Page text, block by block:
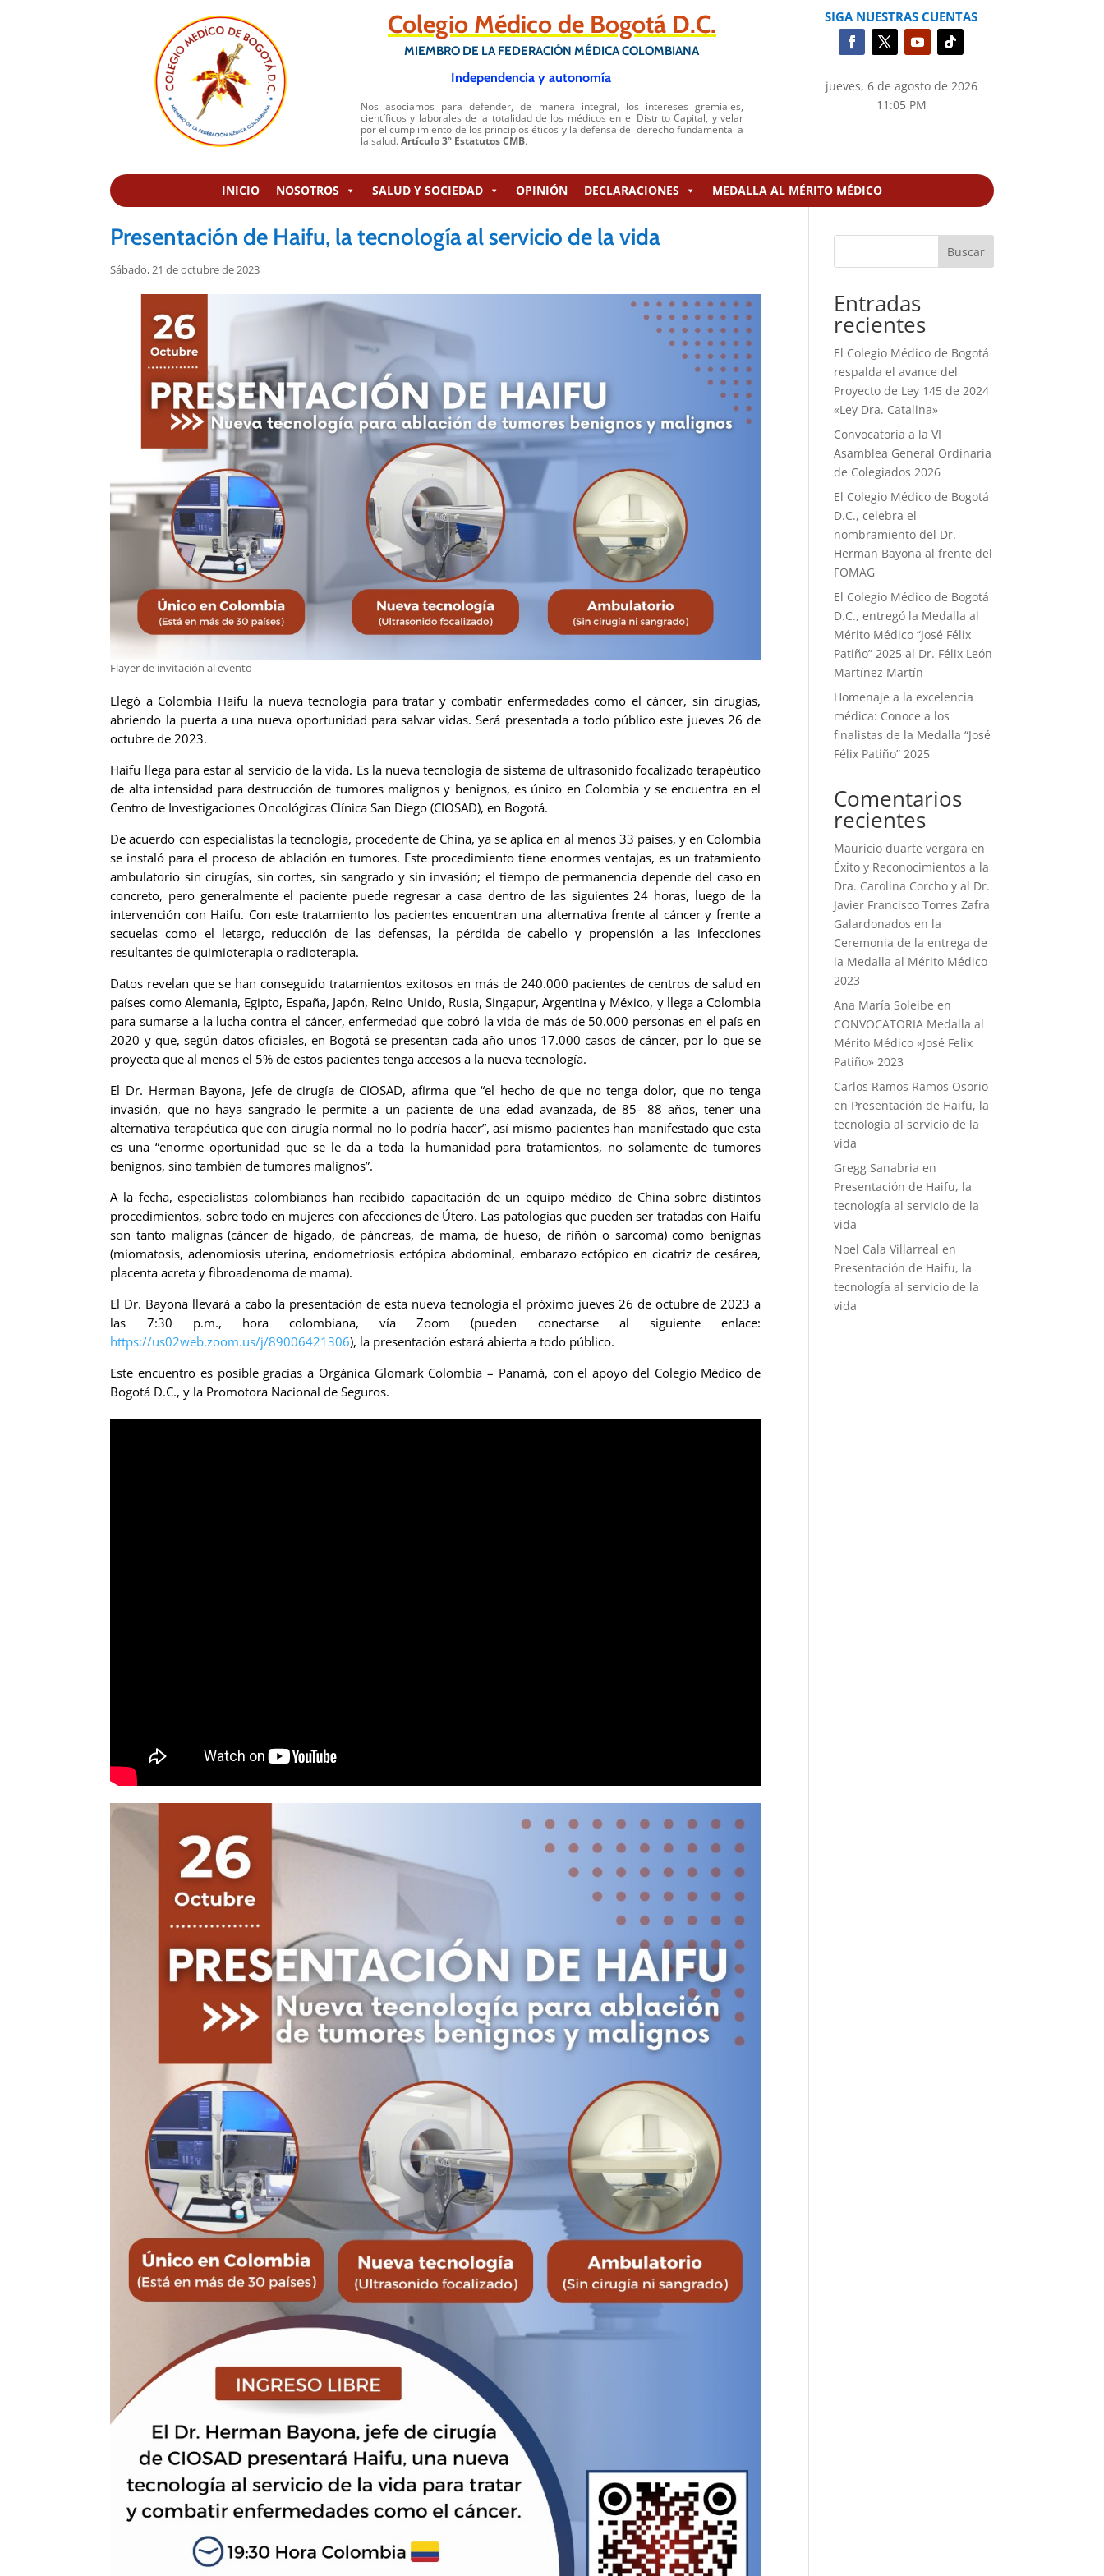
Colegio Médico de Bogotá D.C.
MIEMBRO DE LA FEDERACIÓN MÉDICA COLOMBIANA
Independencia y autonomía
Nos asociamos para defender, de manera integral, los intereses gremiales,
científicos y laborales de la totalidad de los médicos en el Distrito Capital, y velar
por el cumplimiento de los principios éticos y la defensa del derecho fundamental a
la salud.Artículo 3º Estatutos CMB.
SIGA NUESTRAS CUENTAS
jueves, 6 de agosto de 2026
11:05 PM
INICIO NOSOTROS SALUD Y SOCIEDAD OPINIÓN DECLARACIONES MEDALLA AL MÉRITO MÉDICO
Presentación de Haifu, la tecnología al servicio de la vida
Sábado, 21 de octubre de 2023
Flayer de invitación al evento
Llegó a Colombia Haifu la nueva tecnología para tratar y combatir enfermedades como el cáncer, sin cirugías,
abriendo la puerta a una nueva oportunidad para salvar vidas. Será presentada a todo público este jueves 26 de
octubre de 2023.
Haifu llega para estar al servicio de la vida. Es la nueva tecnología de sistema de ultrasonido focalizado terapéutico
de alta intensidad para destrucción de tumores malignos y benignos, es único en Colombia y se encuentra en el
Centro de Investigaciones Oncológicas Clínica San Diego (CIOSAD), en Bogotá.
De acuerdo con especialistas la tecnología, procedente de China, ya se aplica en al menos 33 países, y en Colombia
se instaló para el proceso de ablación en tumores. Este procedimiento tiene enormes ventajas, es un tratamiento
ambulatorio sin cirugías, sin cortes, sin sangrado y sin invasión; el tiempo de permanencia depende del caso en
concreto, pero generalmente el paciente puede regresar a casa dentro de las siguientes 24 horas, luego de la
intervención con Haifu. Con este tratamiento los pacientes encuentran una alternativa frente al cáncer y frente a
secuelas como el letargo, reducción de las defensas, la pérdida de cabello y propensión a las infecciones
resultantes de quimioterapia o radioterapia.
Datos revelan que se han conseguido tratamientos exitosos en más de 240.000 pacientes de centros de salud en
países como Alemania, Egipto, España, Japón, Reino Unido, Rusia, Singapur, Argentina y México, y llega a Colombia
para sumarse a la lucha contra el cáncer, enfermedad que cobró la vida de más de 50.000 personas en el país en
2020 y que, según datos oficiales, en Bogotá se presentan cada año unos 17.000 casos de cáncer, por lo que se
proyecta que al menos el 5% de estos pacientes tenga accesos a la nueva tecnología.
El Dr. Herman Bayona, jefe de cirugía de CIOSAD, afirma que “el hecho de que no tenga dolor, que no tenga
invasión, que no haya sangrado le permite a un paciente de una edad avanzada, de 85- 88 años, tener una
alternativa terapéutica que con cirugía normal no lo podría hacer”, así mismo pacientes han manifestado que esta
es una “enorme oportunidad que se le da a toda la humanidad para tratamientos, no solamente de tumores
benignos, sino también de tumores malignos”.
A la fecha, especialistas colombianos han recibido capacitación de un equipo médico de China sobre distintos
procedimientos, sobre todo en mujeres con afecciones de Útero. Las patologías que pueden ser tratadas con Haifu
son tanto malignas (cáncer de hígado, de páncreas, de mama, de hueso, de riñón o sarcoma) como benignas
(miomatosis, adenomiosis uterina, endometriosis ectópica abdominal, embarazo ectópico en cicatriz de cesárea,
placenta acreta y fibroadenoma de mama).
El Dr. Bayona llevará a cabo la presentación de esta nueva tecnología el próximo jueves 26 de octubre de 2023 a
las 7:30 p.m., hora colombiana, vía Zoom (pueden conectarse al siguiente enlace:
https://us02web.zoom.us/j/89006421306), la presentación estará abierta a todo público.
Este encuentro es posible gracias a Orgánica Glomark Colombia – Panamá, con el apoyo del Colegio Médico de
Bogotá D.C., y la Promotora Nacional de Seguros.
Buscar
Entradas
recientes
El Colegio Médico de Bogotá
respalda el avance del
Proyecto de Ley 145 de 2024
«Ley Dra. Catalina»
Convocatoria a la VI
Asamblea General Ordinaria
de Colegiados 2026
El Colegio Médico de Bogotá
D.C., celebra el
nombramiento del Dr.
Herman Bayona al frente del
FOMAG
El Colegio Médico de Bogotá
D.C., entregó la Medalla al
Mérito Médico “José Félix
Patiño” 2025 al Dr. Félix León
Martínez Martín
Homenaje a la excelencia
médica: Conoce a los
finalistas de la Medalla “José
Félix Patiño” 2025
Comentarios
recientes
Mauricio duarte vergara en
Éxito y Reconocimientos a la
Dra. Carolina Corcho y al Dr.
Javier Francisco Torres Zafra
Galardonados en la
Ceremonia de la entrega de
la Medalla al Mérito Médico
2023
Ana María Soleibe en
CONVOCATORIA Medalla al
Mérito Médico «José Felix
Patiño» 2023
Carlos Ramos Ramos Osorio
en Presentación de Haifu, la
tecnología al servicio de la
vida
Gregg Sanabria en
Presentación de Haifu, la
tecnología al servicio de la
vida
Noel Cala Villarreal en
Presentación de Haifu, la
tecnología al servicio de la
vida